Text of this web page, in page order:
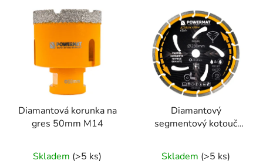
Diamantová korunka na
gres 50mm M14
Skladem (>5 ks)
Diamantový
segmentový kotouč
TDCS-2302T
Skladem (>5 ks)